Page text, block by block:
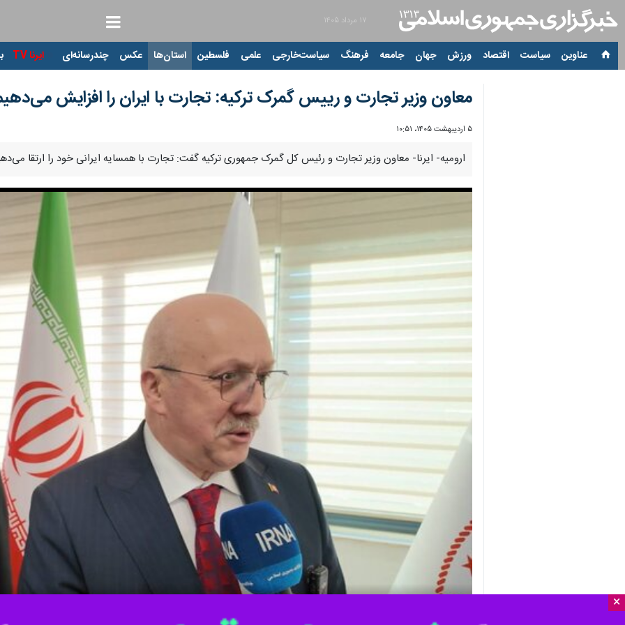
۱۷ مرداد ۱۴۰۵
عناوین‌ سیاست اقتصاد ورزش جهان جامعه فرهنگ سیاست‌خارجی علمی فلسطین استان‌ها عکس چندرسانه‌ای ایرنا TV
×
معاون وزیر تجارت و رییس گمرک ترکیه: تجارت با ایران را افزایش
۵ اردیبهشت ۱۴۰۵، ۱۰:۵۱
ارومیه- ایرنا- معاون وزیر تجارت و رئیس کل گمرک جمهوری ترکیه گفت: تجارت با همسایه ایرانی خود را ارتقا